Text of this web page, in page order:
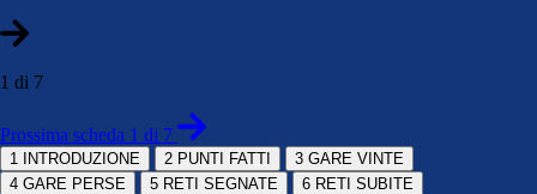
1 di 7
Prossima scheda 1 di 7
1 INTRODUZIONE 2 PUNTI FATTI 3 GARE VINTE
4 GARE PERSE 5 RETI SEGNATE 6 RETI SUBITE